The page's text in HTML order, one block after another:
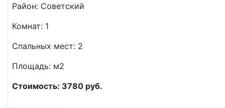
Район: Советский
Комнат: 1
Спальных мест: 2
Площадь: м2
Стоимость: 3780 руб.